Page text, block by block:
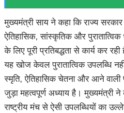
मुख्यमंत्री साय ने कहा कि राज्य
ऐतिहासिक, सांस्कृतिक और
के लिए पूरी प्रतिबद्धता से कार्य कर
यह खोज केवल पुरातात्विक उपलब्धि
स्मृति, ऐतिहासिक चेतना और आने वाली
जुड़ा महत्वपूर्ण अध्याय है। मुख्यमंत्री
राष्ट्रीय मंच से ऐसी उपलब्धियों का